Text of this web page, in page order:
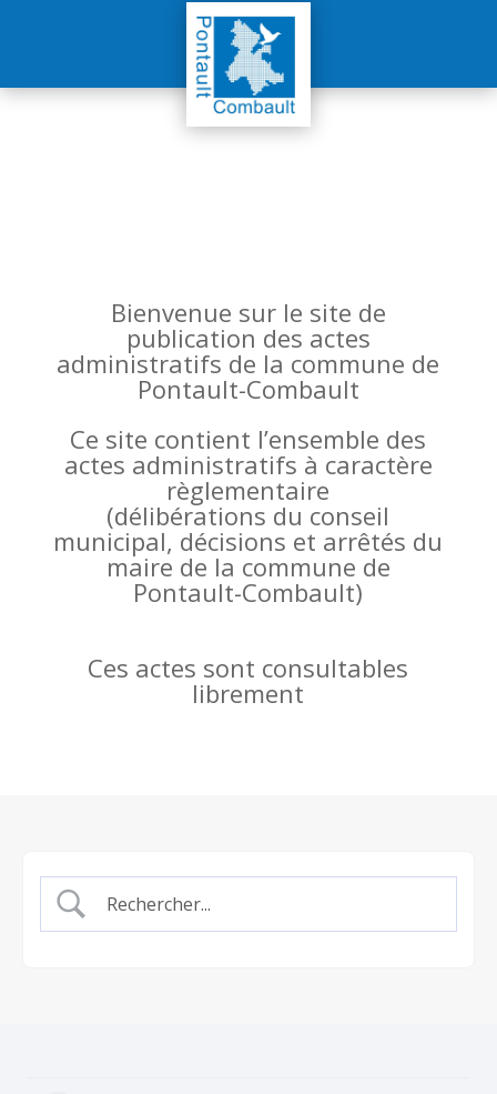
Bienvenue sur le site de
publication des actes
administratifs de la commune de
Pontault-Combault
Ce site contient l’ensemble des
actes administratifs à caractère
règlementaire
(délibérations du conseil
municipal, décisions et arrêtés du
maire de la commune de
Pontault-Combault)
Ces actes sont consultables
librement